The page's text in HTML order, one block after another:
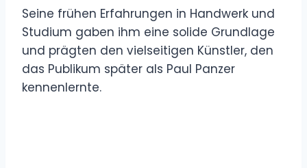
Seine frühen Erfahrungen in Handwerk und
Studium gaben ihm eine solide Grundlage
und prägten den vielseitigen Künstler, den
das Publikum später als Paul Panzer
kennenlernte.